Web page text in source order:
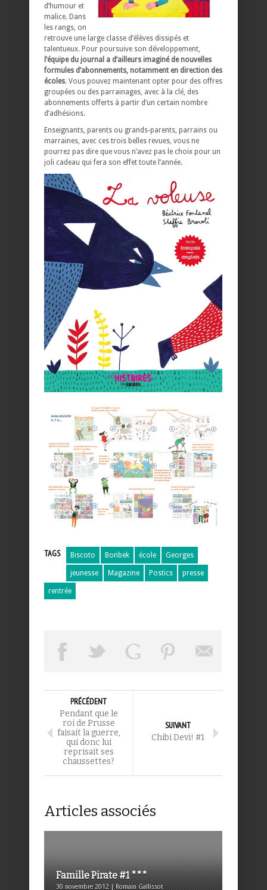
d’humour et
malice. Dans
les rangs, on
retrouve une large classe d’élèves dissipés et
talentueux. Pour poursuive son développement,
l’équipe du journal a d’ailleurs imaginé de nouvelles
formules d’abonnements, notamment en direction des
écoles. Vous pouvez maintenant opter pour des offres
groupées ou des parrainages, avec à la clé, des
abonnements offerts à partir d’un certain nombre
d’adhésions.
Enseignants, parents ou grands-parents, parrains ou
marraines, avec ces trois belles revues, vous ne
pourrez pas dire que vous n’avez pas le choix pour un
joli cadeau qui fera son effet toute l’année.
TAGS Biscoto Bonbek école Georges
jeunesse Magazine Postics presse
rentrée
PRÉCÉDENT
Pendant que le
roi de Prusse
faisait la guerre,
qui donc lui
reprisait ses
chaussettes?
SUIVANT
Chibi Devi! #1
Articles associés
Famille Pirate #1 ***
30 novembre 2012 | Romain Gallissot